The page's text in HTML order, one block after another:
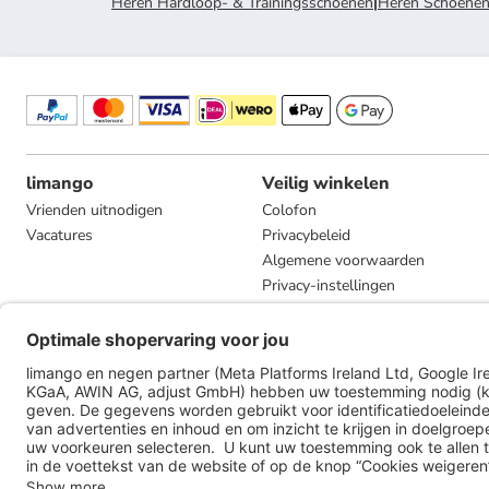
limango
Vrienden uitnodigen
Vacatures
Veilig winkelen
Colofon
Privacybeleid
Algemene voorwaarden
Privacy-instellingen
Compliance